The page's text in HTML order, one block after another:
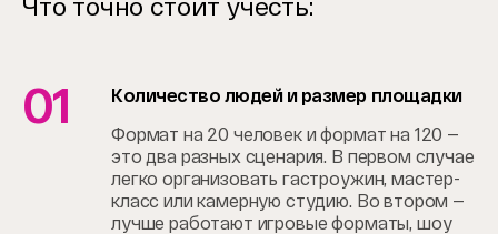
Что точно стоит учесть:
01 Количество людей и размер площадки
Формат на 20 человек и формат на 120 —
это два разных сценария. В первом случае
легко организовать гастроужин, мастер-
класс или камерную студию. Во втором —
лучше работают игровые форматы, шоу